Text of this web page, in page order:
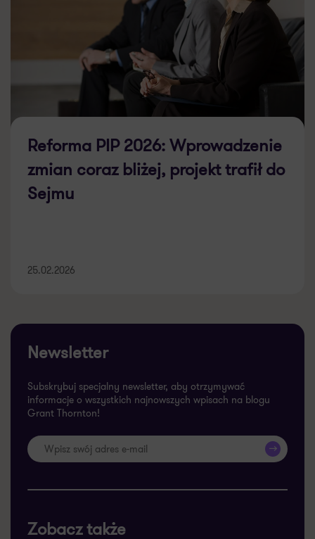
Reforma PIP 2026: Wprowadzenie
zmian coraz bliżej, projekt trafił do
Sejmu
25.02.2026
Newsletter
Subskrybuj specjalny newsletter, aby otrzymywać
informacje o wszystkich najnowszych wpisach na blogu
Grant Thornton!
>>
Zobacz także